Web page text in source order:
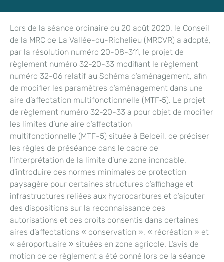
Lors de la séance ordinaire du 20 août 2020, le Conseil
de la MRC de La Vallée-du-Richelieu (MRCVR) a adopté,
par la résolution numéro 20-08-311, le projet de
règlement numéro 32-20-33 modifiant le règlement
numéro 32-06 relatif au Schéma d’aménagement, afin
de modifier les paramètres d’aménagement dans une
aire d’affectation multifonctionnelle (MTF‑5). Le projet
de règlement numéro 32-20-33 a pour objet de modifier
les limites d’une aire d’affectation
multifonctionnelle (MTF-5) située à Beloeil, de préciser
les règles de préséance dans le cadre de
l’interprétation de la limite d’une zone inondable,
d’introduire des normes minimales de protection
paysagère pour certaines structures d’affichage et
infrastructures reliées aux hydrocarbures et d’ajouter
des dispositions sur la reconnaissance des
autorisations et des droits consentis dans certaines
aires d’affectations « conservation », « récréation » et
« aéroportuaire » situées en zone agricole. L’avis de
motion de ce règlement a été donné lors de la séance